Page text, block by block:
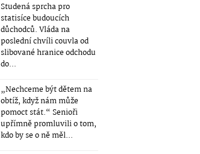
Studená sprcha pro
statisíce budoucích
důchodců. Vláda na
poslední chvíli couvla od
slibované hranice odchodu
do...
„Nechceme být dětem na
obtíž, když nám může
pomoct stát.“ Senioři
upřímně promluvili o tom,
kdo by se o ně měl...